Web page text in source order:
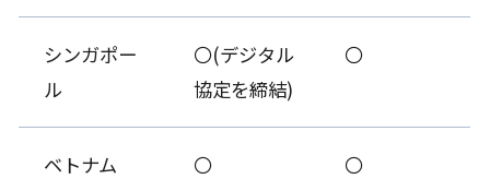
シンガポー
ル
〇(デジタル
協定を締結)
〇
ベトナム 〇 〇